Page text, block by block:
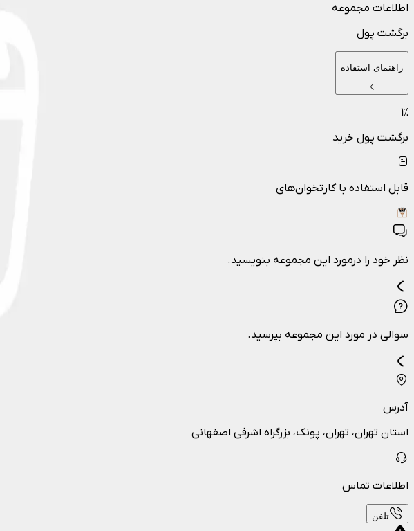
اطلاعات مجموعه
برگشت پول
راهنمای استفاده
1٪
برگشت پول خرید
قابل استفاده با کارتخوان‌های
نظر خود را درمورد این مجموعه بنویسید.
سوالی در مورد این مجموعه بپرسید.
آدرس
استان تهران، تهران، پونک، بزرگراه اشرفی اصفهانی
اطلاعات تماس
تلفن